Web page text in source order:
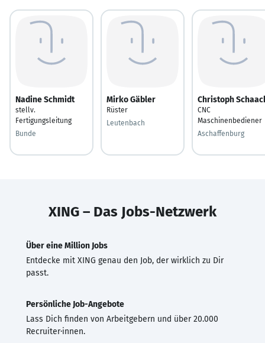
Nadine Schmidt
stellv.
Fertigungsleitung
Bunde
Mirko Gäbler
Rüster
Leutenbach
Christoph
CNC
Maschinenbediener
Aschaffenburg
XING – Das Jobs-Netzwerk
Über eine Million Jobs
Entdecke mit XING genau den Job, der wirklich zu Dir
passt.
Persönliche Job-Angebote
Lass Dich finden von Arbeitgebern und über 20.000
Recruiter·innen.